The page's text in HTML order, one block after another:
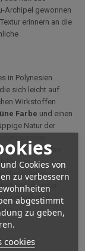
Cookies von
zu verbessern
abgestimmt
zu geben,
cookies
Archipel gewonnen
erinnern an die
in Polynesien
sich leicht auf
Wirkstoffen
Farbe und einen
Natur der
,reparierenden
das
zu
der obersten
bei äußeren